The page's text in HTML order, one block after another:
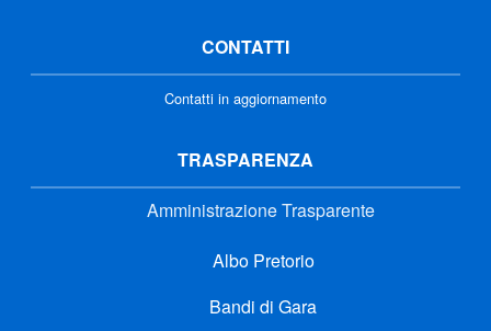
CONTATTI
Contatti in aggiornamento
TRASPARENZA
Amministrazione Trasparente
Albo Pretorio
Bandi di Gara